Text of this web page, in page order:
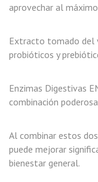
aprovechar al
Extracto tomado del
probióticos y
Enzimas Digestivas
combinación
Al combinar estos
puede mejorar
bienestar general.